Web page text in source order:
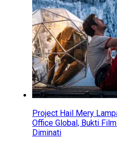
Project Hail Mery
Office Global, Bukti
Diminati